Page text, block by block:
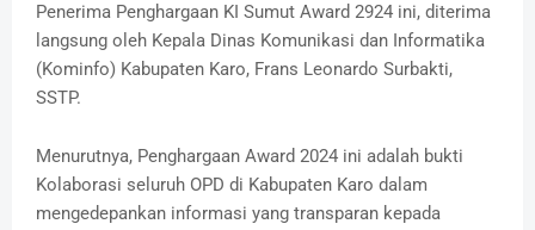
Penerima Penghargaan KI Sumut Award 2924 ini, diterima
langsung oleh Kepala Dinas Komunikasi dan Informatika
(Kominfo) Kabupaten Karo, Frans Leonardo Surbakti,
SSTP.
Menurutnya, Penghargaan Award 2024 ini adalah bukti
Kolaborasi seluruh OPD di Kabupaten Karo dalam
mengedepankan informasi yang transparan kepada